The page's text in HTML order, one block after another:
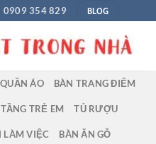
0909 354 829 BLOG
ÁO BÀN TRANG ĐIỂM
TRẺ EM TỦ RƯỢU
LÀM VIỆC BÀN ĂN GỖ